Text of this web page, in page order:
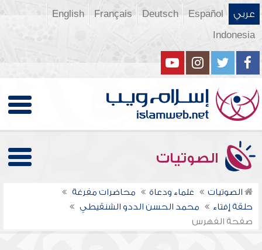
عربي Español
Deutsch
Français
English
Indonesia
الصوتيات
الصوتيات علماء ودعاة
محاضرات مفرغة
حلقة إفتاء
محمد الحسن الددو الشنقيطي
صفحة الفهرس